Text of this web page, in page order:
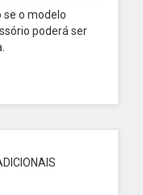
se o modelo
poderá ser